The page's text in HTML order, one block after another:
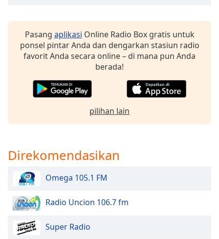
Reset
Close
Dialog
End
dialog
Pasang aplikasi Online Radio Box gratis untuk
ponsel pintar Anda dan dengarkan stasiun radio
favorit Anda secara online – di mana pun Anda
berada!
pilihan lain
Direkomendasikan
Omega 105.1 FM
Radio Uncion 106.7 fm
Super Radio